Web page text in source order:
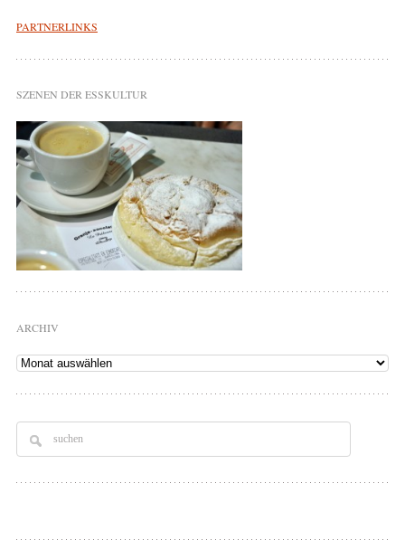
PARTNERLINKS
SZENEN DER ESSKULTUR
ARCHIV
Archiv